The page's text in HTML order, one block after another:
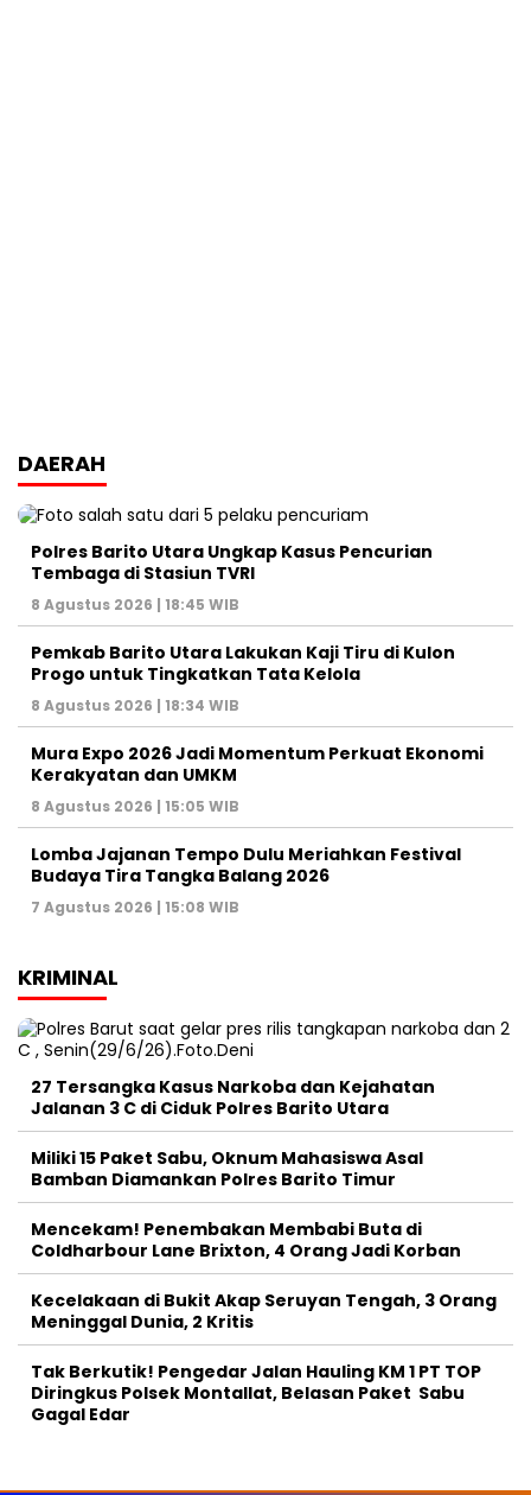
DAERAH
Polres Barito Utara Ungkap Kasus Pencurian
Tembaga di Stasiun TVRI
8 Agustus 2026 | 18:45 WIB
Pemkab Barito Utara Lakukan Kaji Tiru di Kulon
Progo untuk Tingkatkan Tata Kelola
8 Agustus 2026 | 18:34 WIB
Mura Expo 2026 Jadi Momentum Perkuat Ekonomi
Kerakyatan dan UMKM
8 Agustus 2026 | 15:05 WIB
Lomba Jajanan Tempo Dulu Meriahkan Festival
Budaya Tira Tangka Balang 2026
7 Agustus 2026 | 15:08 WIB
KRIMINAL
27 Tersangka Kasus Narkoba dan Kejahatan
Jalanan 3 C di Ciduk Polres Barito Utara
Miliki 15 Paket Sabu, Oknum Mahasiswa Asal
Bamban Diamankan Polres Barito Timur
Mencekam! Penembakan Membabi Buta di
Coldharbour Lane Brixton, 4 Orang Jadi Korban
Kecelakaan di Bukit Akap Seruyan Tengah, 3 Orang
Meninggal Dunia, 2 Kritis
Tak Berkutik! Pengedar Jalan Hauling KM 1 PT TOP
Diringkus Polsek Montallat, Belasan Paket Sabu
Gagal Edar